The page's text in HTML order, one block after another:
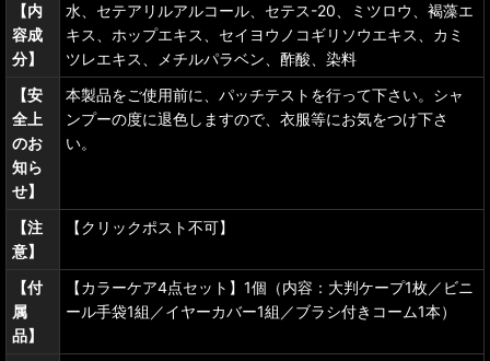
【内
容成
分】
水、セテアリルアルコール、セテス-20、ミツロウ、褐藻エ
キス、ホップエキス、セイヨウノコギリソウエキス、カミ
ツレエキス、メチルパラベン、酢酸、染料
【安
全上
のお
知ら
せ】
本製品をご使用前に、パッチテストを行って下さい。シャ
ンプーの度に退色しますので、衣服等にお気をつけ下さ
い。
【注
意】
【クリックポスト不可】
【付
属
品】
【カラーケア4点セット】1個（内容：大判ケープ1枚／ビニ
ール手袋1組／イヤーカバー1組／ブラシ付きコーム1本）